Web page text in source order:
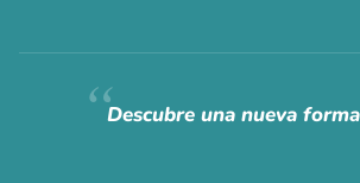
Siempre fuimos
Descubre una nueva